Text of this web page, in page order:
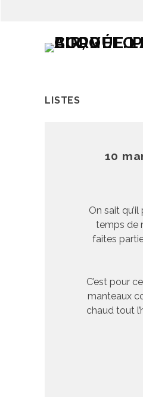
LISTES
10
On sait
temps de
faites
C’est pour
manteaux
chaud tout